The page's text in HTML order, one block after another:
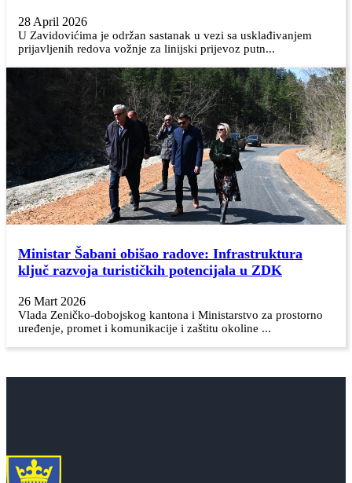
28 April 2026
U Zavidovićima je održan sastanak u vezi sa usklađivanjem
prijavljenih redova vožnje za linijski prijevoz putn...
Ministar Šabani obišao radove: Infrastruktura
ključ razvoja turističkih potencijala u ZDK
26 Mart 2026
Vlada Zeničko-dobojskog kantona i Ministarstvo za prostorno
uređenje, promet i komunikacije i zaštitu okoline ...